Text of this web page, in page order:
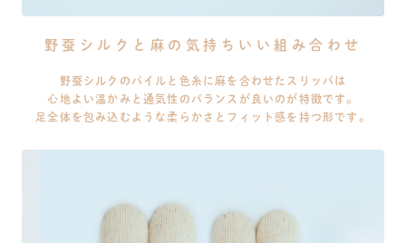
野蚕シルクと麻の気持ちいい組み合わせ
野蚕シルクのパイルと色糸に麻を合わせたスリッパは
心地よい温かみと通気性のバランスが良いのが特徴です。
足全体を包み込むような柔らかさとフィット感を持つ形です。